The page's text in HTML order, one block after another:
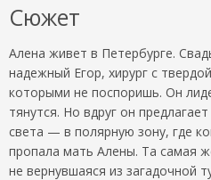
Сюжет
Алена живет в Петербурге.
надежный Егор, хирург с
которыми не поспоришь. Он
тянутся. Но вдруг он
света — в полярную зону, где
пропала мать Алены. Та самая
не вернувшаяся из загадочной